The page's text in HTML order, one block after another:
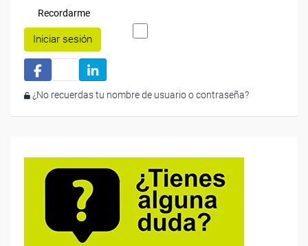
Recordarme
Iniciar sesión
¿No recuerdas tu nombre de usuario o contraseña?